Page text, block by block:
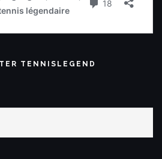
TENNISLEGEND